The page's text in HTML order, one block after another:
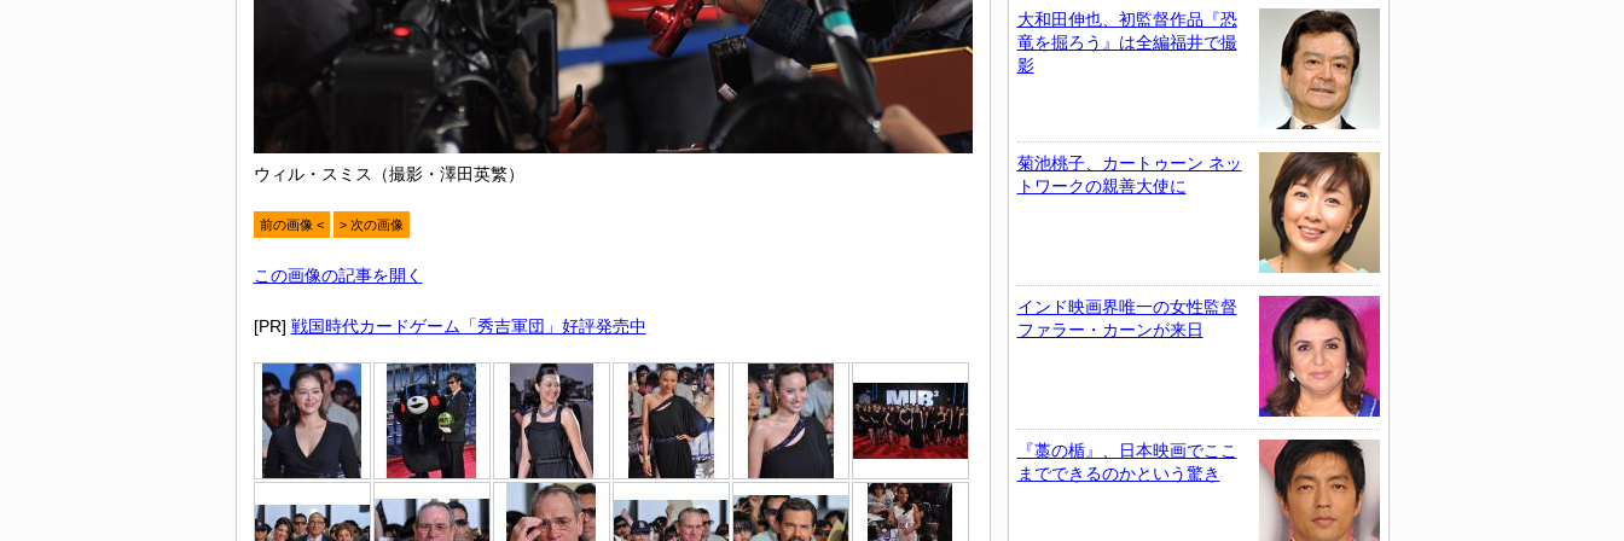
ウィル・スミス（撮影・澤田英繁）
前の画像 < > 次の画像
この画像の記事を開く
[PR] 戦国時代カードゲーム「秀吉軍団」好評発売中
大和田伸也、初監督作品『恐
竜を掘ろう』は全編福井で撮
影
菊池桃子、カートゥーン ネッ
トワークの親善大使に
インド映画界唯一の女性監督
ファラー・カーンが来日
『藁の楯』、日本映画でここ
までできるのかという驚き